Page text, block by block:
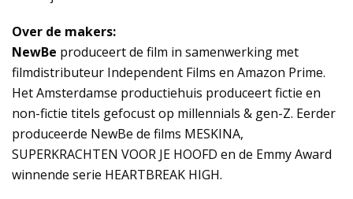
Over de makers:
NewBe produceert de film in samenwerking met
filmdistributeur Independent Films en Amazon Prime.
Het Amsterdamse productiehuis produceert fictie en
non-fictie titels gefocust op millennials & gen-Z. Eerder
produceerde NewBe de films MESKINA,
SUPERKRACHTEN VOOR JE HOOFD en de Emmy Award
winnende serie HEARTBREAK HIGH.